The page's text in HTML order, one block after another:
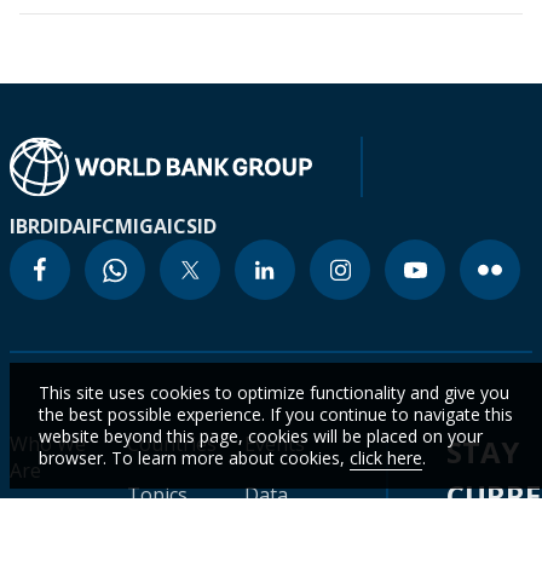
IBRDIDAIFCMIGAICSID
Who We
Are
Countries
Topics
Events
Data
STAY
This site uses cookies to optimize functionality and give you
the best possible experience. If you continue to navigate this
website beyond this page, cookies will be placed on your
browser. To learn more about cookies, click here.